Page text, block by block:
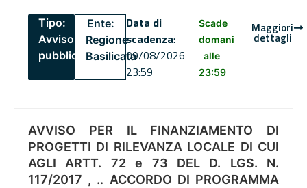
Tipo:
Avviso
pubblico
Ente:
Regione
Basilicata
Data di
scadenza:
09/08/2026
23:59
Scade
domani
alle
23:59
Maggiori
dettagli
AVVISO PER IL FINANZIAMENTO DI
PROGETTI DI RILEVANZA LOCALE DI CUI
AGLI ARTT. 72 e 73 DEL D. LGS. N.
117/2017 , .. ACCORDO DI PROGRAMMA